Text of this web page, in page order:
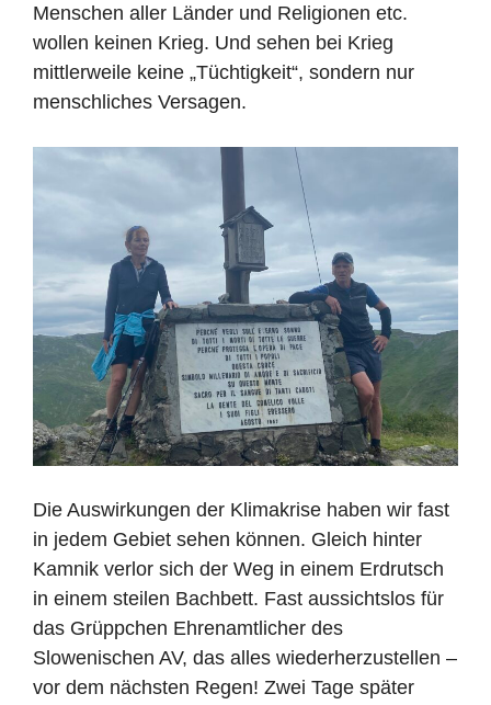
Menschen aller Länder und Religionen etc.
wollen keinen Krieg. Und sehen bei Krieg
mittlerweile keine „Tüchtigkeit“, sondern nur
menschliches Versagen.
Die Auswirkungen der Klimakrise haben wir fast
in jedem Gebiet sehen können. Gleich hinter
Kamnik verlor sich der Weg in einem Erdrutsch
in einem steilen Bachbett. Fast aussichtslos für
das Grüppchen Ehrenamtlicher des
Slowenischen AV, das alles wiederherzustellen –
vor dem nächsten Regen! Zwei Tage später